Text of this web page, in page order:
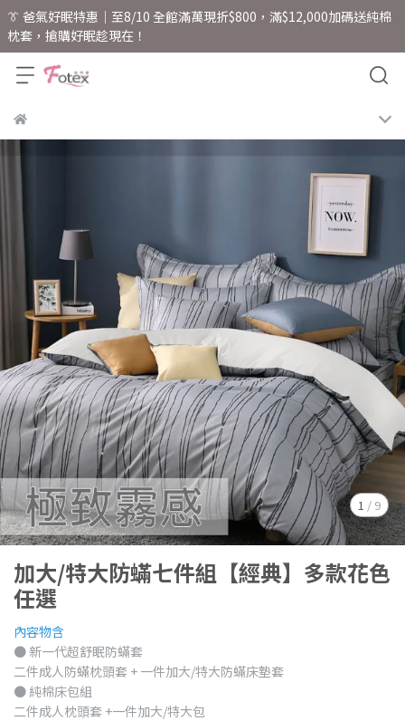
👔 爸氣好眠特惠｜至8/10 全館滿萬現折$800，滿$12,000加碼送純棉
枕套，搶購好眠趁現在！
1 / 9
加大/特大防蟎七件組【經典】多款花色
任選
內容物含
● 新一代超舒眠防蟎套
二件成人防蟎枕頭套 + 一件加大/特大防蟎床墊套
● 純棉床包組
二件成人枕頭套 +一件加大/特大包